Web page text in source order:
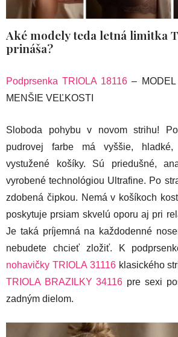
Aké modely teda letná limitka
prináša?
Podprsenka TRIOLA 18116 –
MENŠIE VEĽKOSTI
Sloboda pohybu v novom strihu!
pudrovej farbe má vyššie,
vystužené košíky. Sú priedušné,
vyrobené technológiou Ultrafine. Po
zdobená čipkou. Nemá v košíkoch
poskytuje prsiam skvelú oporu aj pri
Je taká príjemná na každodenné
nebudete chcieť zložiť. K
nohavičky TRIOLA 31116klasického
TRIOLA BRAZILKY 34116 pre sexi
zadným dielom.